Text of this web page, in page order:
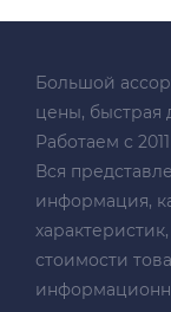
Большой
цены, быстрая
Работаем с
Вся
информация,
стоимости